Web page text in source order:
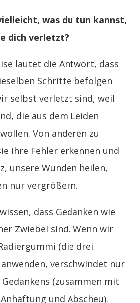
was du tun kannst,
dich verletzt?
lautet die Antwort, dass
Schritte befolgen
selbst verletzt sind, weil
die aus dem Leiden
Von anderen zu
ihre Fehler erkennen und
unsere Wunden heilen,
nur vergrößern.
dass Gedanken wie
Zwiebel sind. Wenn wir
(die drei
verschwindet nur
(zusammen mit
und Abscheu).